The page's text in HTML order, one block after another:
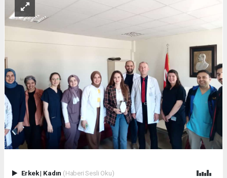
Erkek| Kadın (Haberi Sesli Oku)